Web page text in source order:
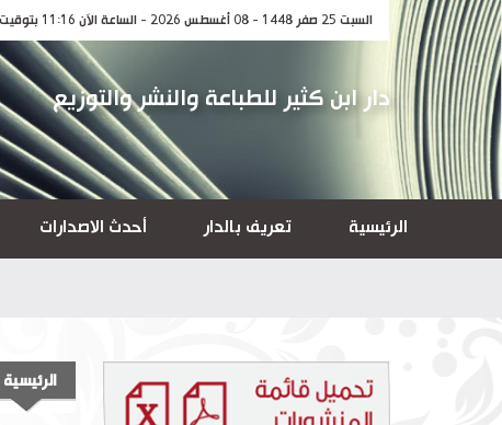
السبت 25 صفر 1448 - 08 أغسطس 2026 - الساعة الآن 11:16 بتوقيت مكة المكرمة
دار ابن كثير للطباعة والنشر والتوزيع
الرئيسية تعريف بالدار أحدث الاصدارات
الرئيسية